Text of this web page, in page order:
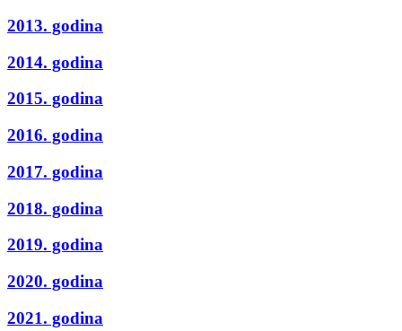
2013. godina
2014. godina
2015. godina
2016. godina
2017. godina
2018. godina
2019. godina
2020. godina
2021. godina